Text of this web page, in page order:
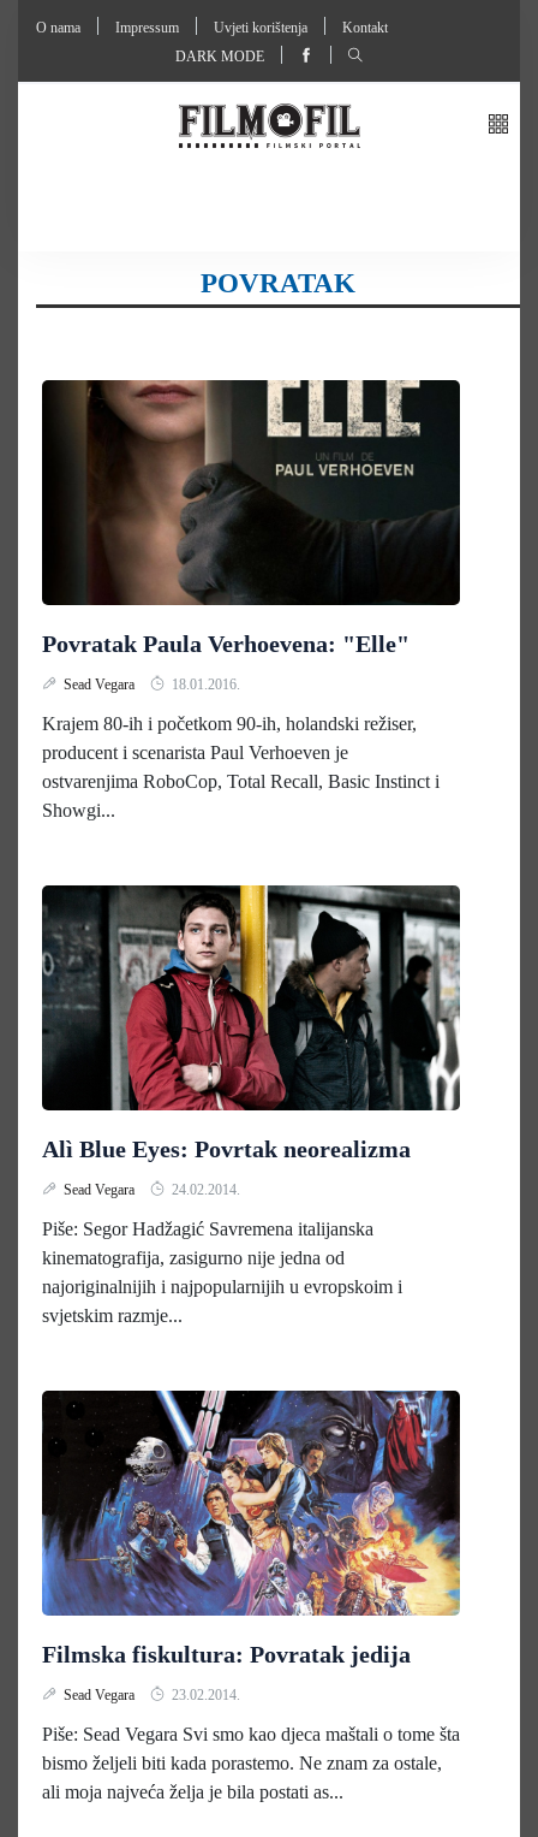
O nama Impressum Uvjeti korištenja
Kontakt
DARK MODE
POVRATAK
Povratak Paula Verhoevena: "Elle"
Sead Vegara 18.01.2016.
Krajem 80-ih i početkom 90-ih, holandski režiser,
producent i scenarista Paul Verhoeven je
ostvarenjima RoboCop, Total Recall, Basic Instinct i
Showgi...
Alì Blue Eyes: Povrtak neorealizma
Sead Vegara 24.02.2014.
Piše: Segor Hadžagić Savremena italijanska
kinematografija, zasigurno nije jedna od
najoriginalnijih i najpopularnijih u evropskoim i
svjetskim razmje...
Filmska fiskultura: Povratak jedija
Sead Vegara 23.02.2014.
Piše: Sead Vegara Svi smo kao djeca maštali o tome šta
bismo željeli biti kada porastemo. Ne znam za ostale,
ali moja najveća želja je bila postati as...